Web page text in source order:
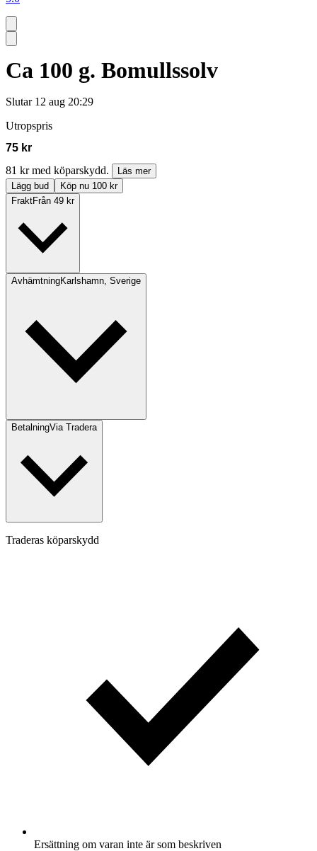
Ca 100 g. Bomullssolv
Slutar 12 aug 20:29
Utropspris
75 kr
81 kr med köparskydd.
Läs mer
Lägg bud
Köp nu 100 kr
FraktFrån 49 kr
AvhämtningKarlshamn, Sverige
BetalningVia Tradera
Traderas köparskydd
Ersättning om varan inte är som beskriven